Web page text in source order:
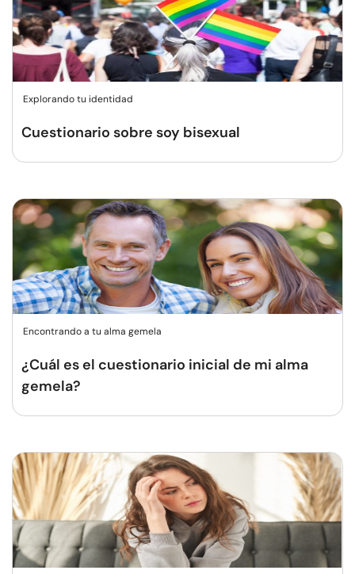
Explorando tu identidad
Cuestionario sobre soy bisexual
Encontrando a tu alma gemela
¿Cuál es el cuestionario inicial de mi alma
gemela?